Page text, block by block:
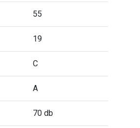
55
19
C
A
70 db